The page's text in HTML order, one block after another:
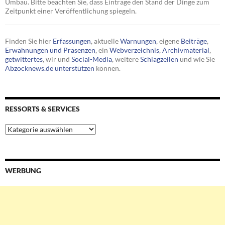
Umbau. Bitte beachten Sie, dass Einträge den Stand der Dinge zum
Zeitpunkt einer Veröffentlichung spiegeln.
Finden Sie hier Erfassungen, aktuelleWarnungen, eigene Beiträge,
Erwähnungen und Präsenzen, ein Webverzeichnis, Archivmaterial,
getwittertes, wir und Social-Media, weitereSchlagzeilen und wie Sie
Abzocknews.de unterstützen können.
RESSORTS & SERVICES
Ressorts
&
WERBUNG